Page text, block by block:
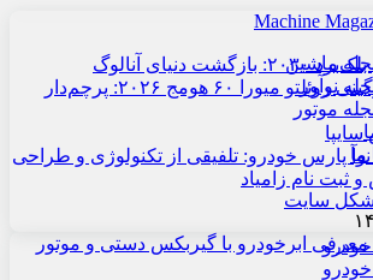
ماشین
نوآور
موتور
ما
سایت
دنیای آنالوگ
معرفی لامبورگینی روئلتو میورا ۶۰ هومج ۲۰۲۶: پرچم‌دار
پارس خودرو: تلفیقی از تکنولوژی و طراحی
نام زامیاد